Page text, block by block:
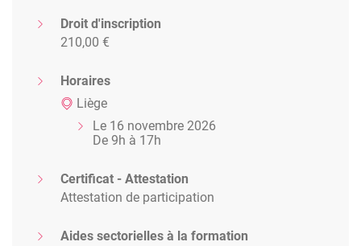
Droit d'inscription
210,00 €
Horaires
Liège
Le 16 novembre 2026
De 9h à 17h
Certificat - Attestation
Attestation de participation
Aides sectorielles à la formation